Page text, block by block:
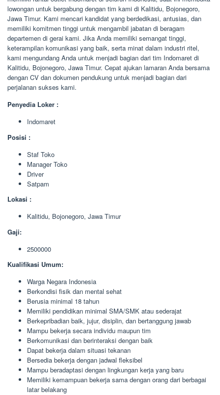
lowongan untuk bergabung dengan tim kami di Kalitidu, Bojonegoro,
Jawa Timur. Kami mencari kandidat yang berdedikasi, antusias, dan
memiliki komitmen tinggi untuk mengambil jabatan di beragam
departemen di gerai kami. Jika Anda memiliki semangat tinggi,
keterampilan komunikasi yang baik, serta minat dalam industri ritel,
kami mengundang Anda untuk menjadi bagian dari tim Indomaret di
Kalitidu, Bojonegoro, Jawa Timur. Cepat ajukan lamaran Anda bersama
dengan CV dan dokumen pendukung untuk menjadi bagian dari
perjalanan sukses kami.
Penyedia Loker :
Indomaret
Posisi :
Staf Toko
Manager Toko
Driver
Satpam
Lokasi :
Kalitidu, Bojonegoro, Jawa Timur
Gaji:
2500000
Kualifikasi Umum:
Warga Negara Indonesia
Berkondisi fisik dan mental sehat
Berusia minimal 18 tahun
Memiliki pendidikan minimal SMA/SMK atau sederajat
Berkepribadian baik, jujur, disiplin, dan bertanggung jawab
Mampu bekerja secara individu maupun tim
Berkomunikasi dan berinteraksi dengan baik
Dapat bekerja dalam situasi tekanan
Bersedia bekerja dengan jadwal fleksibel
Mampu beradaptasi dengan lingkungan kerja yang baru
Memiliki kemampuan bekerja sama dengan orang dari berbagai
latar belakang